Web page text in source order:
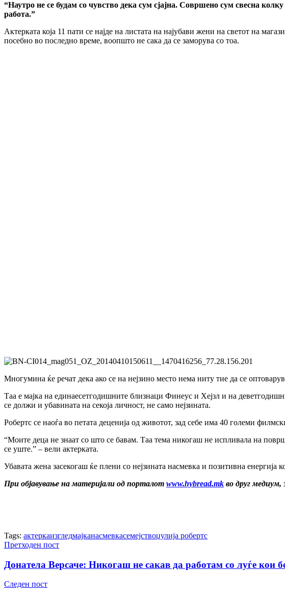
“Наутро не се будам со чувство дека сум сјајна. Совршено сум свесна
работа.”
Актерката која 11 пати се најде на листата на најубави жени на светот на
посебно во последно време, воопшто не сака да се заморува со тоа.
Многумина ќе речат дека ако се на нејзино место нема ниту тие да се
Таа е мајка на единаесетгодишните близнаци Финеус и Хејзл и на
се должи и убавината на секоја личност, не само нејзината.
Робертс се наоѓа во петата деценија од животот, зад себе има 40 големи
“Моите деца не знаат со што се бавам. Таа тема никогаш не испливала на
се уште.” – вели актерката.
Убавата жена засекогаш ќе плени со нејзината насмевка и позитивна енергија
При објавување на материјали од порталот www.hybread.mk во друг медиум,
Tags: актеркаизгледмајканасмевкасемејствоџулија робертс
Претходен пост
Донатела Версаче: Никогаш не сакав да работам со луѓе кои
Следен пост